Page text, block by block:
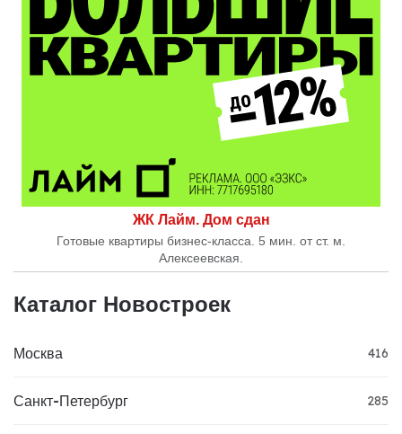
ЖК Лайм. Дом сдан
Готовые квартиры бизнес-класса. 5 мин. от ст. м.
Алексеевская.
Каталог Новостроек
Москва 416
Санкт-Петербург 285